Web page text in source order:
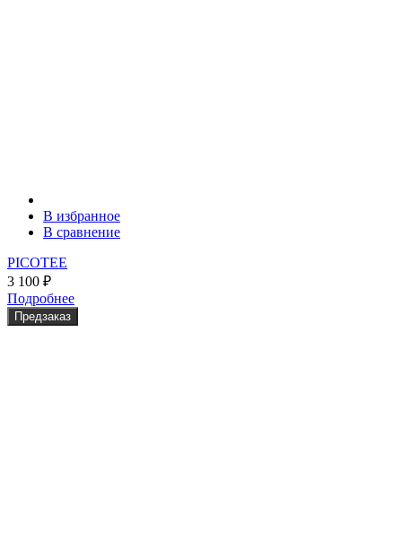
В избранное
В сравнение
PICOTEE
3 100 ₽
Подробнее
Предзаказ